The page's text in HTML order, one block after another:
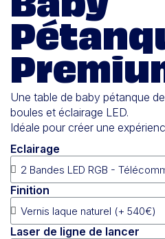
Une table de baby pétanque
boules et éclairage LED.
Idéale pour créer une
Eclairage
Finition
Laser de ligne de lancer